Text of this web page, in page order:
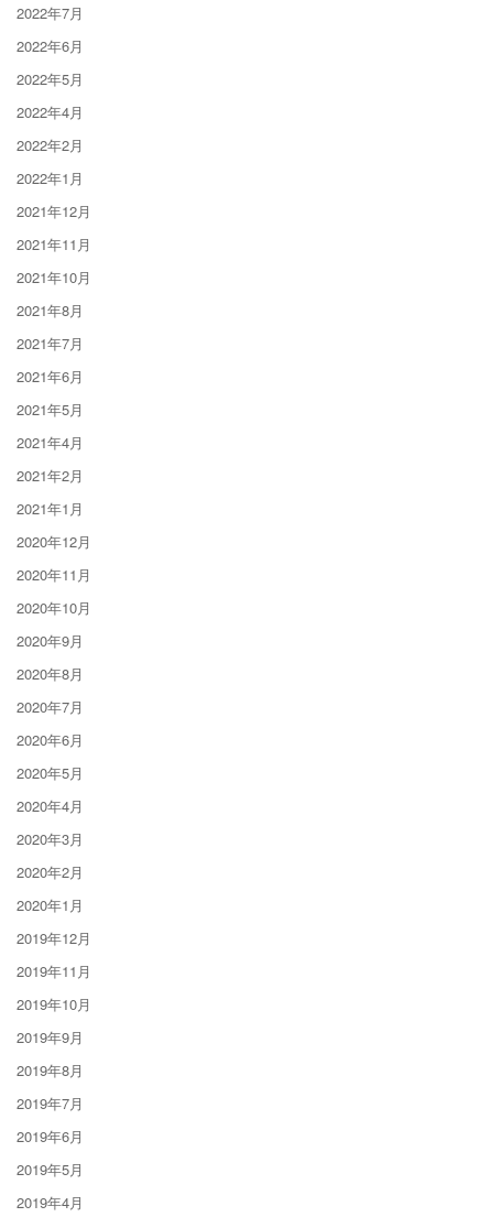
2022年7月
2022年6月
2022年5月
2022年4月
2022年2月
2022年1月
2021年12月
2021年11月
2021年10月
2021年8月
2021年7月
2021年6月
2021年5月
2021年4月
2021年2月
2021年1月
2020年12月
2020年11月
2020年10月
2020年9月
2020年8月
2020年7月
2020年6月
2020年5月
2020年4月
2020年3月
2020年2月
2020年1月
2019年12月
2019年11月
2019年10月
2019年9月
2019年8月
2019年7月
2019年6月
2019年5月
2019年4月